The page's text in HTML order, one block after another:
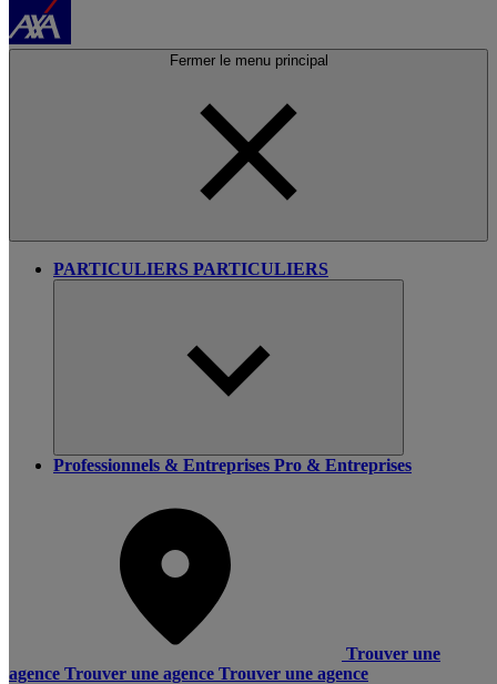
Fermer le menu principal
PARTICULIERS PARTICULIERS
Professionnels & Entreprises Pro & Entreprises
Trouver une
agence Trouver une agence Trouver une agence